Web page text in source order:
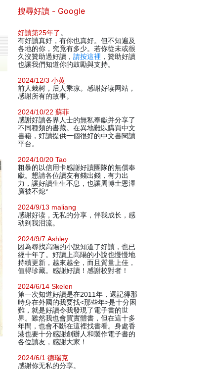
搜尋好讀 - Google
好讀第25年了 。
有好讀真好，有你也真好。但不知遍及
各地的你，究竟有多少。若你從未或很
久沒贊助過好讀， 請按這裡 ，贊助好讀
也讓我們知道你的鼓勵與支持。
2024/12/3 小黄
前人栽树，后人乘凉。感谢好读网站，
感谢所有的故事。
2024/10/22 蘇菲
感謝好讀各界人士的無私奉獻并分享了
不同種類的書藏。在異地難以購買中文
書籍，好讀提供一個很好的中文書閱讀
平台。
2024/10/20 Tao
粗暴的以信用卡感謝好讀團隊的無償奉
獻。懇請各位讀友有錢出錢，有力出
力，讓好讀生生不息，也讓周博士恩澤
廣被不熄°
2024/9/13 maliang
感谢好读，无私的分享，伴我成长，感
动到我泪流。
2024/9/7 Ashley
因為尋找高陽的小說知道了好讀，也已
經十年了。好讀上高陽的小說也慢慢地
持續更新，越來越全，而且質量上佳，
值得珍藏。感謝好讀！感謝校對者！
2024/6/14 Skelen
第一次知道好讀是在2011年，還記得那
時身在外國的我要找<那些年>是十分困
難，就是好讀令我發現了電子書的世
界。雖然我也會買實體書，但在這十多
年間，也會不斷在這裡找書看。身處香
港也要十分感謝創辦人和製作電子書的
各位讀友，感謝大家！
2024/6/1 德瑞克
感谢你无私的分享。